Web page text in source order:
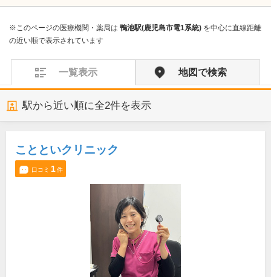
※このページの医療機関・薬局は 鴨池駅(鹿児島市電1系統) を中心に直線距離
の近い順で表示されています
一覧表示 地図で検索
駅から近い順に全2件を表示
ことといクリニック
口コミ 1件